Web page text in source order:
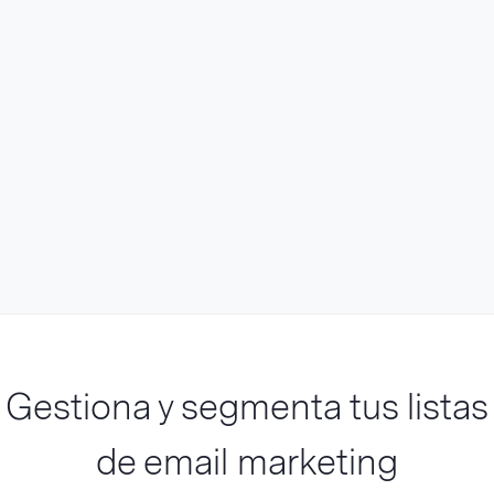
Gestiona y segmenta tus listas
de email marketing